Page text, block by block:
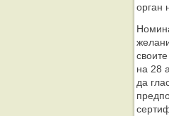
орган
на 28
да